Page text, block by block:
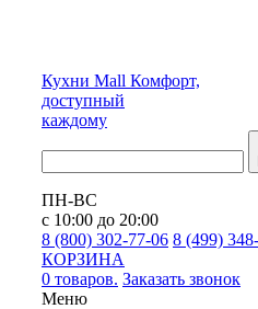
Кухни Mall Комфорт,
доступный
каждому
ПН-ВС
с 10:00 до 20:00
8 (800) 302-77-06 8 (499)
КОРЗИНА
0 товаров. Заказать звонок
Меню